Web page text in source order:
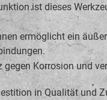
ist dieses
ermöglicht ein
Korrosion und
in Qualität und